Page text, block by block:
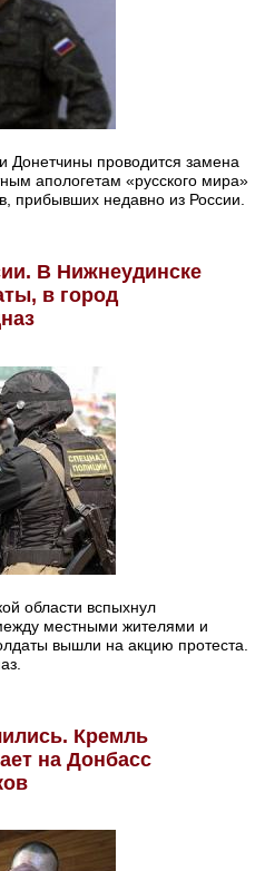
Донетчины проводится замена
апологетам «русского мира»
прибывших недавно из России.
В Нижнеудинске
в город
области вспыхнул
местными жителями и
вышли на акцию протеста.
Кремль
на Донбасс